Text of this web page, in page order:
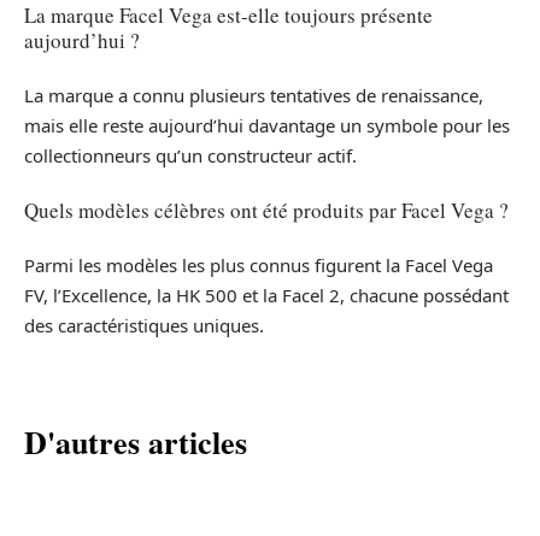
La marque Facel Vega est-elle toujours présente
aujourd’hui ?
La marque a connu plusieurs tentatives de renaissance,
mais elle reste aujourd’hui davantage un symbole pour les
collectionneurs qu’un constructeur actif.
Quels modèles célèbres ont été produits par Facel Vega ?
Parmi les modèles les plus connus figurent la Facel Vega
FV, l’Excellence, la HK 500 et la Facel 2, chacune possédant
des caractéristiques uniques.
D'autres articles